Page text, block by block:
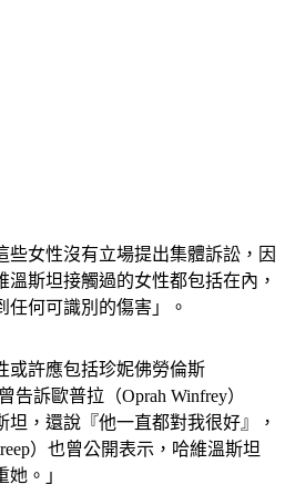
些女性沒有立場提出集體訴訟，因
斯坦接觸過的女性都包括在內，
何可識別的傷害」。
或許應包括珍妮佛勞倫斯
告訴歐普拉（Oprah Winfrey）
坦，還說『他一直都對我很好』，
）也曾公開表示，哈維溫斯坦
。」